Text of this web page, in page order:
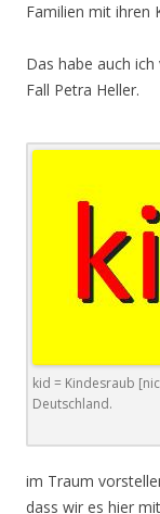
Familien mit ihren
Das habe auch
Fall Petra Heller.
kid = Kindesraub
Deutschland.
im Traum
dass wir es hier